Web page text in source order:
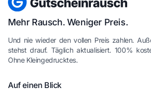
Mehr Rausch. Weniger Preis.
Und nie wieder den vollen Preis zahlen.
stehst drauf. Täglich aktualisiert. 100%
Ohne Kleingedrucktes.
Auf einen Blick